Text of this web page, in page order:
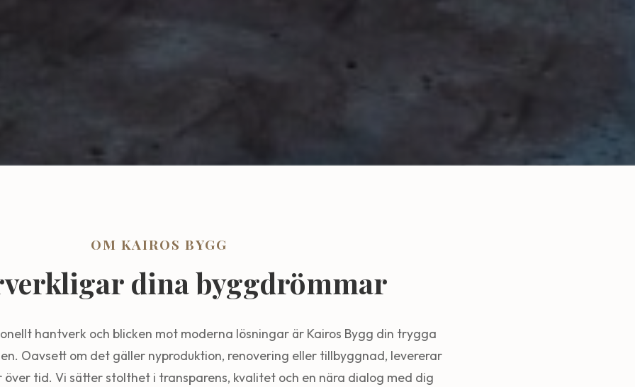
OM KAIROS BYGG
dina byggdrömmar
hantverk och blicken mot moderna lösningar är Kairos Bygg din trygga
Oavsett om det gäller nyproduktion, renovering eller tillbyggnad, levererar
över tid. Vi sätter stolthet i transparens, kvalitet och en nära dialog med dig